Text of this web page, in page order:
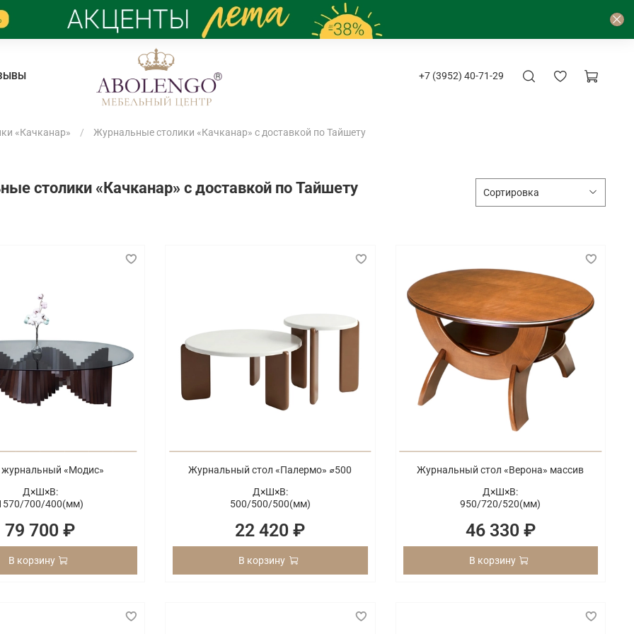
+7 (3952) 40-71-29
«Качканар» Журнальные столики «Качканар» с доставкой по Тайшету
столики «Качканар» с доставкой по Тайшету
журнальный «Модис»
Д×Ш×В:
700/400(мм)
79 700 ₽
В корзину
Журнальный стол «Палермо» ⌀500
Д×Ш×В:
500/500/500(мм)
22 420 ₽
В корзину
Журнальный стол «Верона» массив
Д×Ш×В:
950/720/520(мм)
46 330 ₽
В корзину